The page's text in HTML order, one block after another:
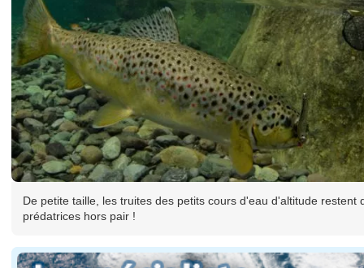
De petite taille, les truites des petits cours d'eau d'altitude restent
prédatrices hors pair !